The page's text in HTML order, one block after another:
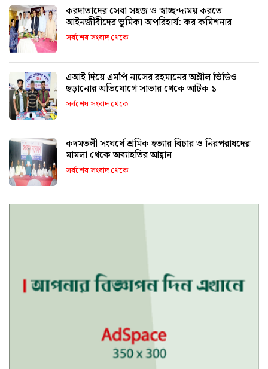
করদাতাদের সেবা সহজ ও স্বাচ্ছন্দ্যময় করতে
আইনজীবীদের ভূমিকা অপরিহার্য: কর কমিশনার
সর্বশেষ সংবাদ থেকে
এআই দিয়ে এমপি নাসের রহমানের অশ্লীল ভিডিও
ছড়ানোর অভিযোগে সাভার থেকে আটক ১
সর্বশেষ সংবাদ থেকে
কদমতলী সংঘর্ষে শ্রমিক হত্যার বিচার ও নিরপরাধদের
মামলা থেকে অব্যাহতির আহ্বান
সর্বশেষ সংবাদ থেকে